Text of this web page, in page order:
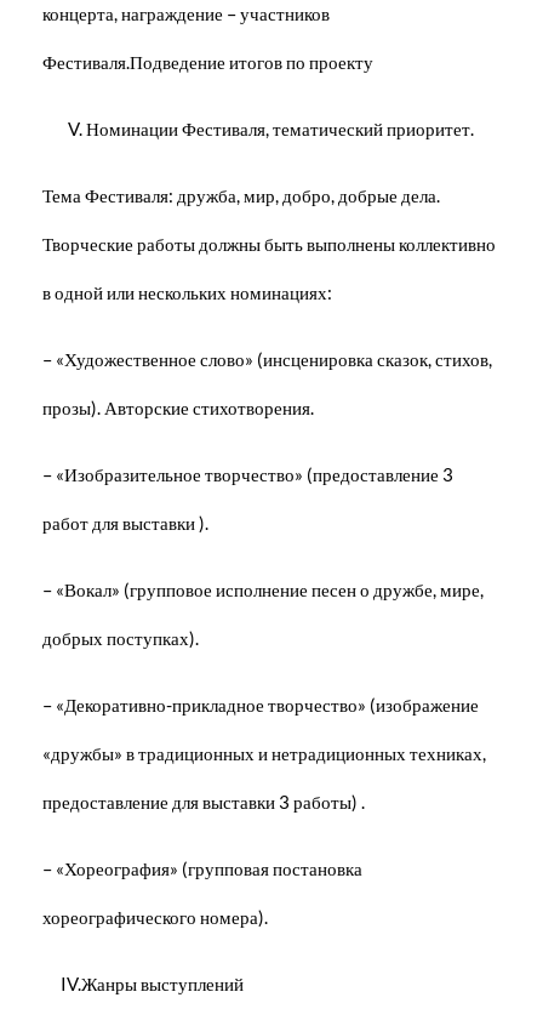
концерта, награждение – участников
Фестиваля.Подведение итогов по проекту
V. Номинации Фестиваля, тематический приоритет.
Тема Фестиваля: дружба, мир, добро, добрые дела.
Творческие работы должны быть выполнены коллективно
в одной или нескольких номинациях:
– «Художественное слово» (инсценировка сказок, стихов,
прозы). Авторские стихотворения.
– «Изобразительное творчество» (предоставление 3
работ для выставки ).
– «Вокал» (групповое исполнение песен о дружбе, мире,
добрых поступках).
– «Декоративно-прикладное творчество» (изображение
«дружбы» в традиционных и нетрадиционных техниках,
предоставление для выставки 3 работы) .
– «Хореография» (групповая постановка
хореографического номера).
IV.Жанры выступлений